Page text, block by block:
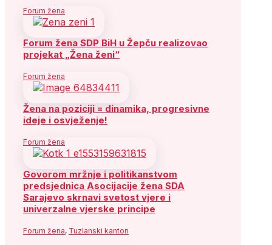
Forum žena
Forum žena SDP BiH u Žepču realizovao
projekat „Žena ženi“
Forum žena
Žena na poziciji = dinamika, progresivne
ideje i osvježenje!
Forum žena
Govorom mržnje i politikanstvom
predsjednica Asocijacije žena SDA
Sarajevo skrnavi svetost vjere i
univerzalne vjerske principe
Forum žena, Tuzlanski kanton